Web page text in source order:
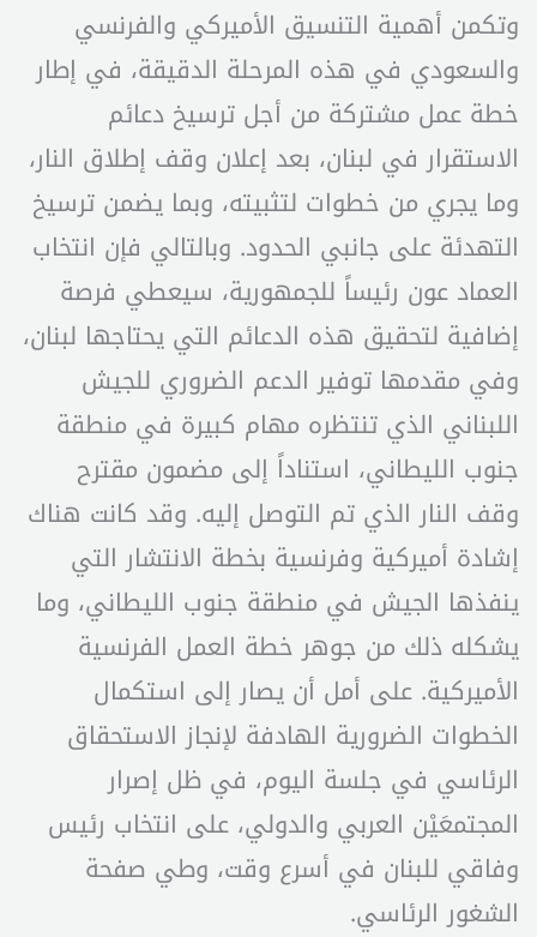
وتكمن أهمية التنسيق الأميركي والفرنسي
والسعودي في هذه المرحلة الدقيقة، في إطار
خطة عمل مشتركة من أجل ترسيخ دعائم
الاستقرار في لبنان، بعد إعلان وقف إطلاق النار،
وما يجري من خطوات لتثبيته، وبما يضمن ترسيخ
التهدئة على جانبي الحدود. وبالتالي فإن انتخاب
العماد عون رئيساً للجمهورية، سيعطي فرصة
إضافية لتحقيق هذه الدعائم التي يحتاجها لبنان،
وفي مقدمها توفير الدعم الضروري للجيش
اللبناني الذي تنتظره مهام كبيرة في منطقة
جنوب الليطاني، استناداً إلى مضمون مقترح
وقف النار الذي تم التوصل إليه. وقد كانت هناك
إشادة أميركية وفرنسية بخطة الانتشار التي
ينفذها الجيش في منطقة جنوب الليطاني، وما
يشكله ذلك من جوهر خطة العمل الفرنسية
الأميركية. على أمل أن يصار إلى استكمال
الخطوات الضرورية الهادفة لإنجاز الاستحقاق
الرئاسي في جلسة اليوم، في ظل إصرار
المجتمعَيْن العربي والدولي، على انتخاب رئيس
وفاقي للبنان في أسرع وقت، وطي صفحة
الشغور الرئاسي.